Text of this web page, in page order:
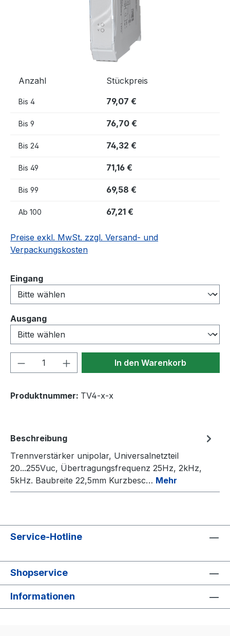
Anzahl Stückpreis
Bis 4 79,07 €
Bis 9 76,70 €
Bis 24 74,32 €
Bis 49 71,16 €
Bis 99 69,58 €
Ab 100 67,21 €
Preise exkl. MwSt. zzgl. Versand- und
Verpackungskosten
Eingangauswählen
Ausgangauswählen
Produkt Anzahl: Gib denIn den Warenkorb
Produktnummer: TV4-x-x
Beschreibung
Trennverstärker unipolar, Universalnetzteil
20...255Vuc, Übertragungsfrequenz 25Hz, 2kHz,
5kHz. Baubreite 22,5mm Kurzbesc… Mehr
Service-Hotline
Shopservice
Informationen